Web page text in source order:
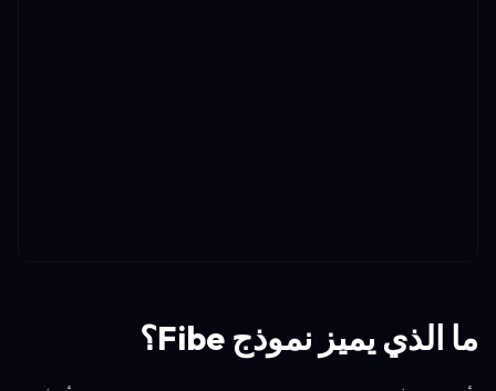
ما الذي يميز نموذج Fibe؟